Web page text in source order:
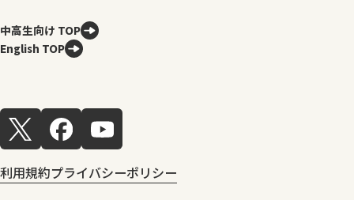
中高生向け TOP
English TOP
利用規約プライバシーポリシー